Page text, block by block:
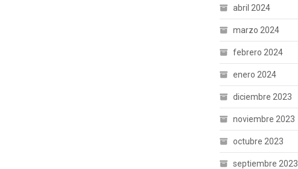
abril 2024
marzo 2024
febrero 2024
enero 2024
diciembre 2023
noviembre 2023
octubre 2023
septiembre 2023